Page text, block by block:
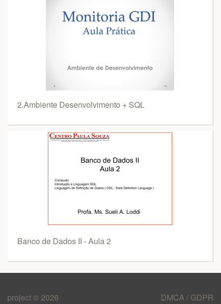
2.Ambiente Desenvolvimento + SQL
Banco de Dados II - Aula 2
project © 2026
DMCA / GDPR